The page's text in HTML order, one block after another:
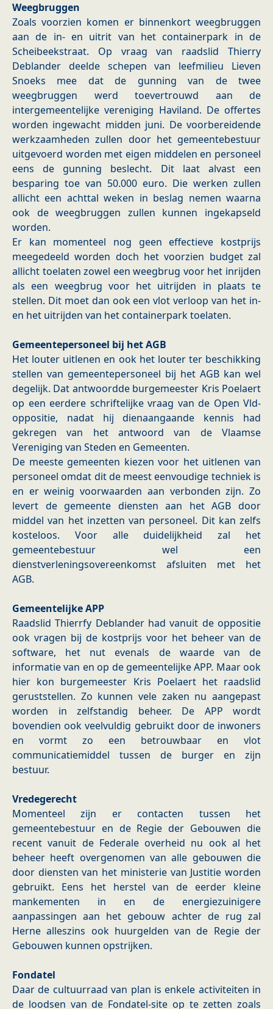
Weegbruggen
Zoals voorzien komen er binnenkort weegbruggen
aan de in- en uitrit van het containerpark in de
Scheibeekstraat. Op vraag van raadslid Thierry
Deblander deelde schepen van leefmilieu Lieven
Snoeks mee dat de gunning van de twee
weegbruggen werd toevertrouwd aan de
intergemeentelijke vereniging Haviland. De offertes
worden ingewacht midden juni. De voorbereidende
werkzaamheden zullen door het gemeentebestuur
uitgevoerd worden met eigen middelen en personeel
eens de gunning beslecht. Dit laat alvast een
besparing toe van 50.000 euro. Die werken zullen
allicht een achttal weken in beslag nemen waarna
ook de weegbruggen zullen kunnen ingekapseld
worden.
Er kan momenteel nog geen effectieve kostprijs
meegedeeld worden doch het voorzien budget zal
allicht toelaten zowel een weegbrug voor het inrijden
als een weegbrug voor het uitrijden in plaats te
stellen. Dit moet dan ook een vlot verloop van het in-
en het uitrijden van het containerpark toelaten.
Gemeentepersoneel bij het AGB
Het louter uitlenen en ook het louter ter beschikking
stellen van gemeentepersoneel bij het AGB kan wel
degelijk. Dat antwoordde burgemeester Kris Poelaert
op een eerdere schriftelijke vraag van de Open Vld-
oppositie, nadat hij dienaangaande kennis had
gekregen van het antwoord van de Vlaamse
Vereniging van Steden en Gemeenten.
De meeste gemeenten kiezen voor het uitlenen van
personeel omdat dit de meest eenvoudige techniek is
en er weinig voorwaarden aan verbonden zijn. Zo
levert de gemeente diensten aan het AGB door
middel van het inzetten van personeel. Dit kan zelfs
kosteloos. Voor alle duidelijkheid zal het
gemeentebestuur wel een
dienstverleningsovereenkomst afsluiten met het
AGB.
Gemeentelijke APP
Raadslid Thierrfy Deblander had vanuit de oppositie
ook vragen bij de kostprijs voor het beheer van de
software, het nut evenals de waarde van de
informatie van en op de gemeentelijke APP. Maar ook
hier kon burgemeester Kris Poelaert het raadslid
geruststellen. Zo kunnen vele zaken nu aangepast
worden in zelfstandig beheer. De APP wordt
bovendien ook veelvuldig gebruikt door de inwoners
en vormt zo een betrouwbaar en vlot
communicatiemiddel tussen de burger en zijn
bestuur.
Vredegerecht
Momenteel zijn er contacten tussen het
gemeentebestuur en de Regie der Gebouwen die
recent vanuit de Federale overheid nu ook al het
beheer heeft overgenomen van alle gebouwen die
door diensten van het ministerie van Justitie worden
gebruikt. Eens het herstel van de eerder kleine
mankementen in en de energiezuinigere
aanpassingen aan het gebouw achter de rug zal
Herne alleszins ook huurgelden van de Regie der
Gebouwen kunnen opstrijken.
Fondatel
Daar de cultuurraad van plan is enkele activiteiten in
de loodsen van de Fondatel-site op te zetten zoals